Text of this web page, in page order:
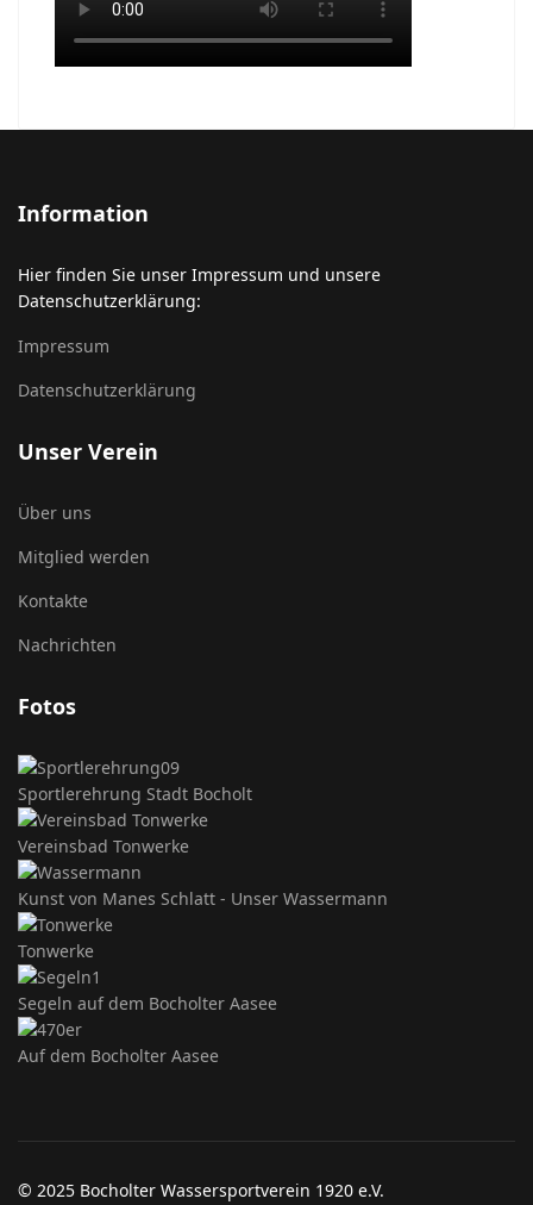
Information
Hier finden Sie unser Impressum und unsere
Datenschutzerklärung:
Impressum
Datenschutzerklärung
Unser Verein
Über uns
Mitglied werden
Kontakte
Nachrichten
Fotos
Sportlerehrung Stadt Bocholt
Vereinsbad Tonwerke
Kunst von Manes Schlatt - Unser Wassermann
Tonwerke
Segeln auf dem Bocholter Aasee
Auf dem Bocholter Aasee
© 2025 Bocholter Wassersportverein 1920 e.V.